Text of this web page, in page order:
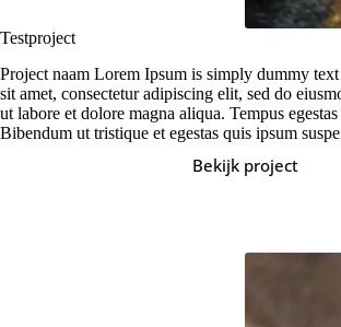
Testproject
Project naam Lorem Ipsum is simply dummy
sit amet, consectetur adipiscing elit, sed do
ut labore et dolore magna aliqua. Tempus egestas
Bibendum ut tristique et egestas quis ipsum
Bekijk project
Testproject